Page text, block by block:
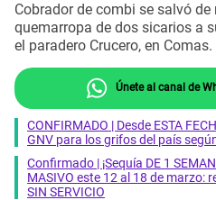
Cobrador de combi se salvó
quemarropa de dos sicarios a
el paradero Crucero, en Comas.
Únete al canal de
CONFIRMADO | Desde ESTA
GNV para los grifos del país
Confirmado | ¡Sequía DE 1
MASIVO este 12 al 18 de marzo:
SIN SERVICIO